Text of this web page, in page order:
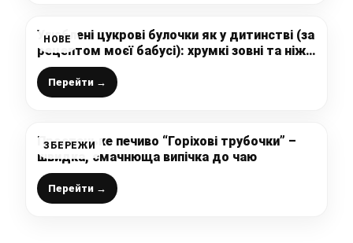
НОВЕ
Улюблені цукрові булочки як у дитинстві (за
рецептом моєї бабусі): хрумкі зовні та ніжні
всередині
Перейти →
ЗБЕРЕЖИ
Простеньке печиво “Горіхові трубочки” –
швидка, смачнюща випічка до чаю
Перейти →